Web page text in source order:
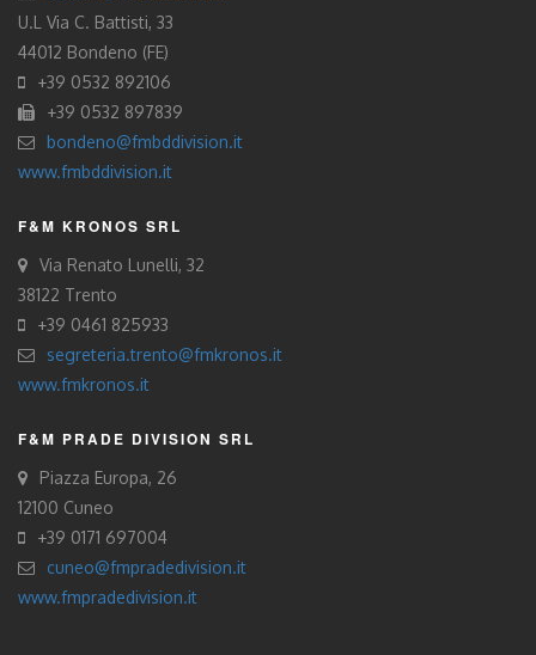
U.L Via C. Battisti, 33
44012 Bondeno (FE)
+39 0532 892106
+39 0532 897839
bondeno@fmbddivision.it
www.fmbddivision.it
F&M KRONOS SRL
Via Renato Lunelli, 32
38122 Trento
+39 0461 825933
segreteria.trento@fmkronos.it
www.fmkronos.it
F&M PRADE DIVISION SRL
Piazza Europa, 26
12100 Cuneo
+39 0171 697004
cuneo@fmpradedivision.it
www.fmpradedivision.it